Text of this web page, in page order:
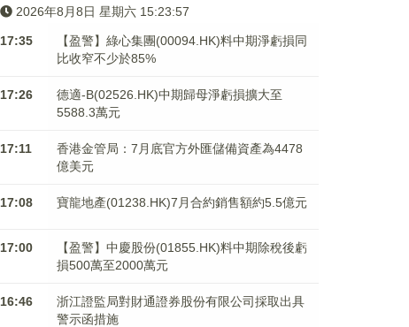
2026年8月8日 星期六 15:23:58
17:35
【盈警】綠心集團(00094.HK)料中期淨虧損同
比收窄不少於85%
17:26
德適-B(02526.HK)中期歸母淨虧損擴大至
5588.3萬元
17:11
香港金管局：7月底官方外匯儲備資產為4478
億美元
17:08 寶龍地產(01238.HK)7月合約銷售額約5.5億元
17:00
【盈警】中慶股份(01855.HK)料中期除稅後虧
損500萬至2000萬元
16:46
浙江證監局對財通證券股份有限公司採取出具
警示函措施